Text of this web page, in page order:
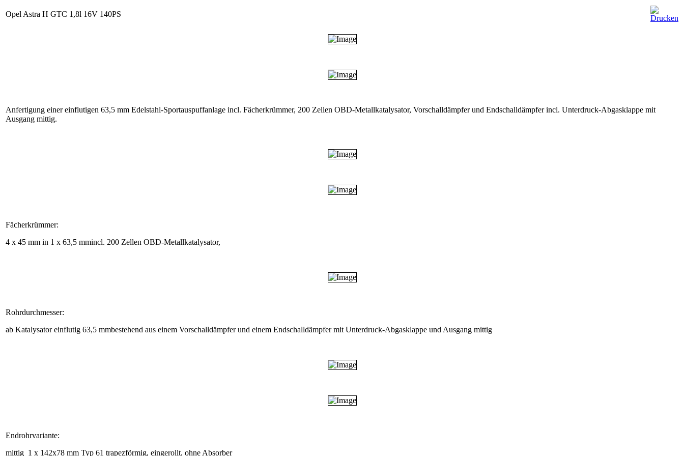
Opel Astra H GTC 1,8l 16V 140PS
Anfertigung einer einflutigen 63,5 mm Edelstahl-Sportauspuffanlage incl. Fächerkrümmer, 200 Zellen OBD-Metallkatalysator, Vorschalldämpfer und Endschalldämpfer incl. Unterdruck-Abgasklappe mit
Ausgang mittig.
Fächerkrümmer:
4 x 45 mm in 1 x 63,5 mmincl. 200 Zellen OBD-Metallkatalysator,
Rohrdurchmesser:
ab Katalysator einflutig 63,5 mmbestehend aus einem Vorschalldämpfer und einem Endschalldämpfer mit Unterdruck-Abgasklappe und Ausgang mittig
Endrohrvariante:
mittig 1 x 142x78 mm Typ 61 trapezförmig, eingerollt, ohne Absorber